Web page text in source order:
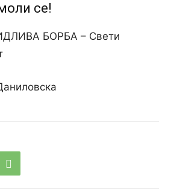
се!
БОРБА – Свети